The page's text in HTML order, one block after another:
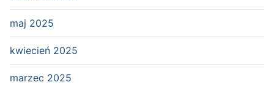
maj 2025
kwiecień 2025
marzec 2025